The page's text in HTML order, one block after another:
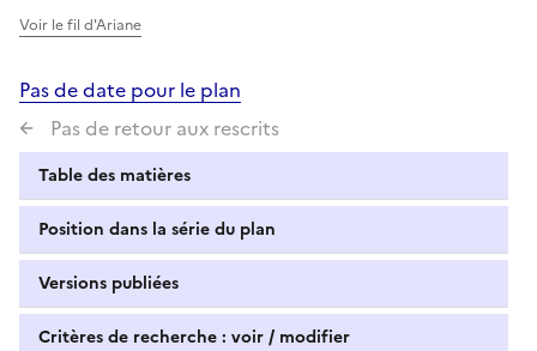
Voir le fil d'Ariane
Pas de date pour le plan
Pas de retour aux rescrits
Table des matières
Position dans la série du plan
Versions publiées
Critères de recherche : voir / modifier